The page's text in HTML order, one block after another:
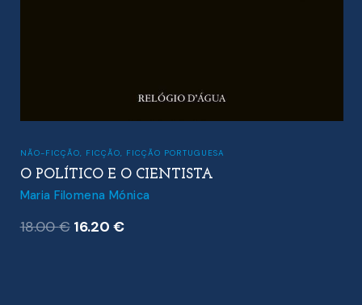
NÃO-FICÇÃO, FICÇÃO, FICÇÃO PORTUGUESA
O POLÍTICO E O CIENTISTA
Maria Filomena Mónica
18.00€ O
16.20 €O